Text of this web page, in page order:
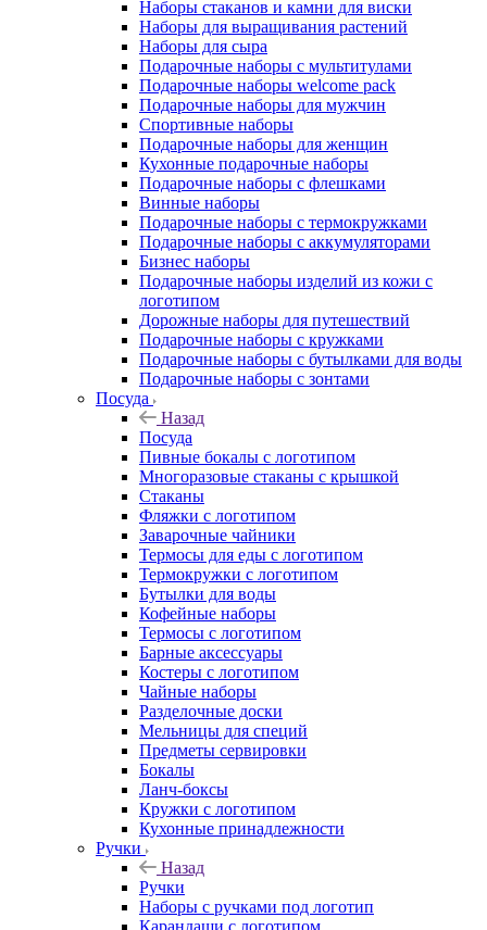
Наборы стаканов и камни для виски
Наборы для выращивания растений
Наборы для сыра
Подарочные наборы с мультитулами
Подарочные наборы welcome pack
Подарочные наборы для мужчин
Спортивные наборы
Подарочные наборы для женщин
Кухонные подарочные наборы
Подарочные наборы с флешками
Винные наборы
Подарочные наборы с термокружками
Подарочные наборы с аккумуляторами
Бизнес наборы
Подарочные наборы изделий из кожи с
логотипом
Дорожные наборы для путешествий
Подарочные наборы с кружками
Подарочные наборы с бутылками для воды
Подарочные наборы с зонтами
Посуда
Назад
Посуда
Пивные бокалы с логотипом
Многоразовые стаканы с крышкой
Стаканы
Фляжки с логотипом
Заварочные чайники
Термосы для еды с логотипом
Термокружки с логотипом
Бутылки для воды
Кофейные наборы
Термосы с логотипом
Барные аксессуары
Костеры с логотипом
Чайные наборы
Разделочные доски
Мельницы для специй
Предметы сервировки
Бокалы
Ланч-боксы
Кружки с логотипом
Кухонные принадлежности
Ручки
Назад
Ручки
Наборы с ручками под логотип
Карандаши с логотипом